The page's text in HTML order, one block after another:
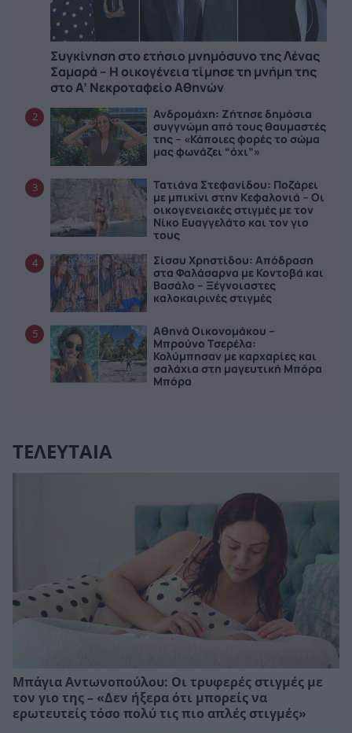
Συγκίνηση στο ετήσιο μνημόσυνο της Λένας
Σαμαρά – Η οικογένεια τίμησε τη μνήμη της
στο Α’ Νεκροταφείο Αθηνών
2
Ανδρομάχη: Ζήτησε δημόσια
συγγνώμη από τους θαυμαστές
της – «Κάποιες φορές το σώμα
μας φωνάζει “όχι”»
3
Τατιάνα Στεφανίδου: Ποζάρει
με μπικίνι στην Κεφαλονιά – Οι
οικογενειακές στιγμές με τον
Νίκο Ευαγγελάτο και τον γιο
τους
4
Σίσσυ Χρηστίδου: Απόδραση
στα Φαλάσαρνα με Κοντοβά και
Βασάλο – Ξέγνοιαστες
καλοκαιρινές στιγμές
5
Αθηνά Οικονομάκου –
Μπρούνο Τσερέλα:
Κολύμπησαν με καρχαρίες και
σαλάχια στη μαγευτική Μπόρα
Μπόρα
ΤΕΛΕΥΤΑΙΑ
Μπάγια Αντωνοπούλου: Οι τρυφερές στιγμές με
τον γιο της – «Δεν ήξερα ότι μπορείς να
ερωτευτείς τόσο πολύ τις πιο απλές στιγμές»